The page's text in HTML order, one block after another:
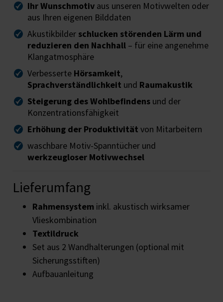
Ihr Wunschmotiv aus unseren Motivwelten oder
aus Ihren eigenen Bilddaten
Akustikbilder schlucken störenden Lärm und
reduzieren den Nachhall – für eine angenehme
Klangatmosphäre
Verbesserte Hörsamkeit,
Sprachverständlichkeit und Raumakustik
Steigerung des Wohlbefindens und der
Konzentrationsfähigkeit
Erhöhung der Produktivität von Mitarbeitern
waschbare Motiv-Spanntücher und
werkzeugloser Motivwechsel
Lieferumfang
Rahmensystem inkl. akustisch wirksamer
Vlieskombination
Textildruck
Set aus 2 Wandhalterungen (optional mit
Sicherungsstiften)
Aufbauanleitung